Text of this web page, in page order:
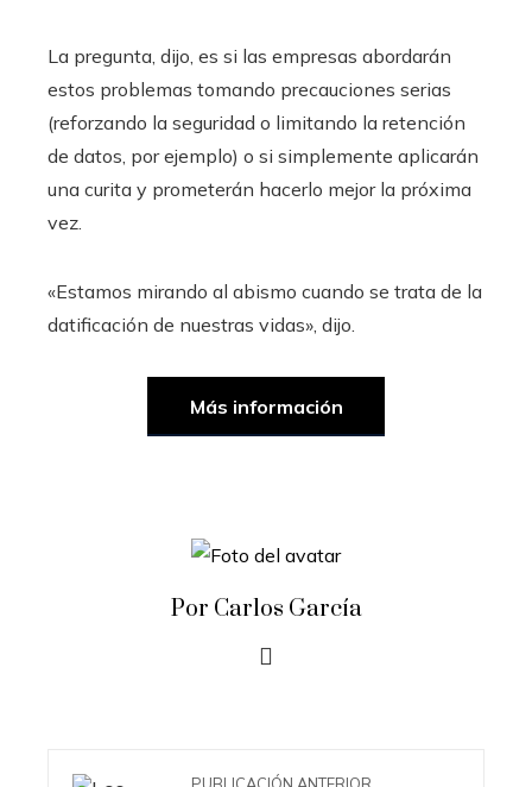
La pregunta, dijo, es si las empresas abordarán
estos problemas tomando precauciones serias
(reforzando la seguridad o limitando la retención
de datos, por ejemplo) o si simplemente aplicarán
una curita y prometerán hacerlo mejor la próxima
vez.
«Estamos mirando al abismo cuando se trata de la
datificación de nuestras vidas», dijo.
Más información
Por Carlos García
PUBLICACIÓN ANTERIOR